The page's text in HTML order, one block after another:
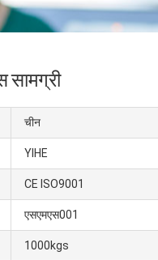
सामग्री
चीन
YIHE
CE ISO9001
एसएमएस001
1000kgs